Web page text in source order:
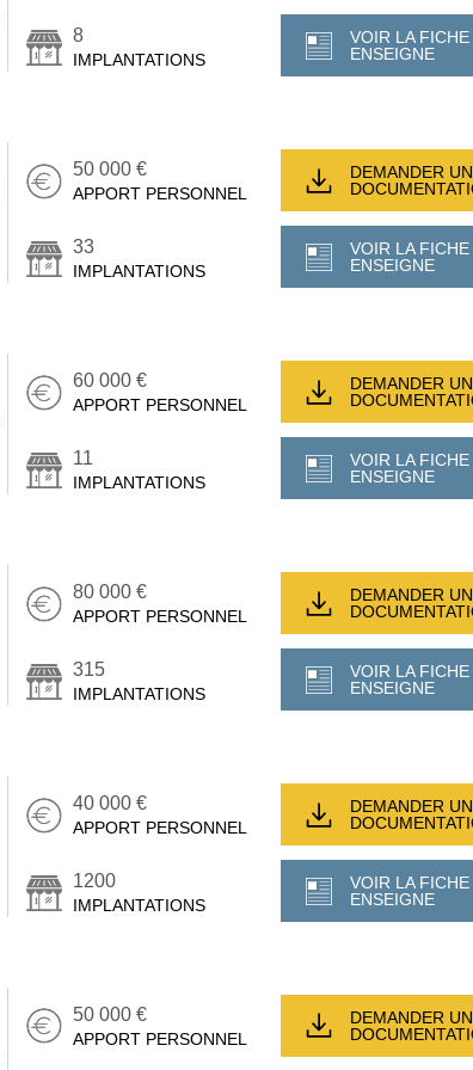
8
IMPLANTATIONS
VOIR LA FICHE
ENSEIGNE
50 000 €
APPORT PERSONNEL
33
IMPLANTATIONS
DEMANDER
VOIR LA FICHE
ENSEIGNE
60 000 €
APPORT PERSONNEL
11
IMPLANTATIONS
DEMANDER
VOIR LA FICHE
ENSEIGNE
80 000 €
APPORT PERSONNEL
315
IMPLANTATIONS
DEMANDER
VOIR LA FICHE
ENSEIGNE
40 000 €
APPORT PERSONNEL
1200
IMPLANTATIONS
DEMANDER
VOIR LA FICHE
ENSEIGNE
50 000 €
APPORT PERSONNEL
DEMANDER